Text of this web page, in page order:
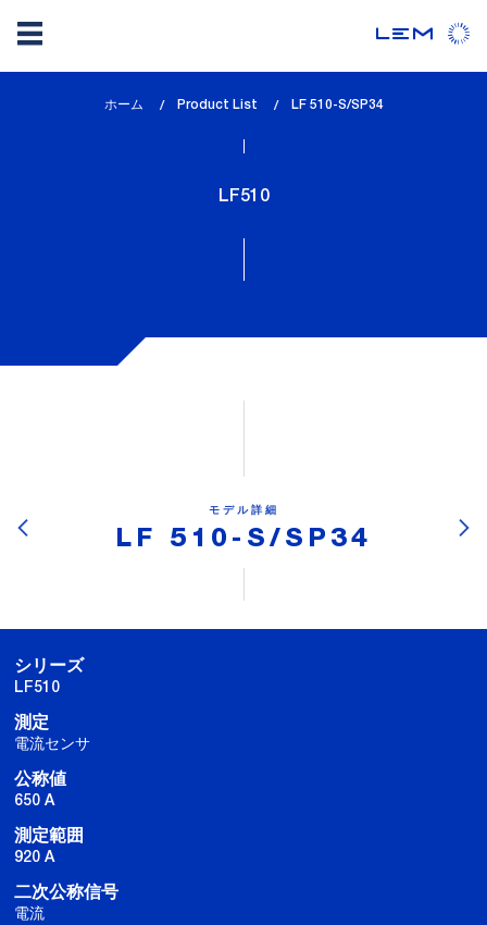
動
ホーム Product List
lem_current_page
LF 510-S/SP34
LF510
モデル詳細
LF 510-S/SP34
シリーズ
LF510
測定
電流センサ
公称値
650 A
測定範囲
920 A
二次公称信号
電流